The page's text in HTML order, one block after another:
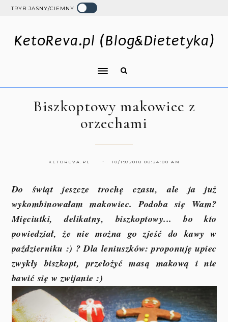
TRYB JASNY/CIEMNY
KetoReva.pl (Blog&Dietetyka)
Biszkoptowy makowiec z
orzechami
KETOREVA.PL 10/19/2018 08:24:00 AM
Do świąt jeszcze trochę czasu, ale ja już
wykombinowałam makowiec. Podoba się Wam?
Mięciutki, delikatny, biszkoptowy... bo kto
powiedział, że nie można go zjeść do kawy w
październiku :) ? Dla leniuszków: proponuję upiec
zwykły biszkopt, przełożyć masą makową i nie
bawić się w zwijanie :)